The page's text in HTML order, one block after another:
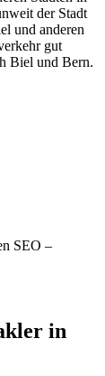
der Stadt
und anderen
gut
Biel und Bern.
SEO –
in